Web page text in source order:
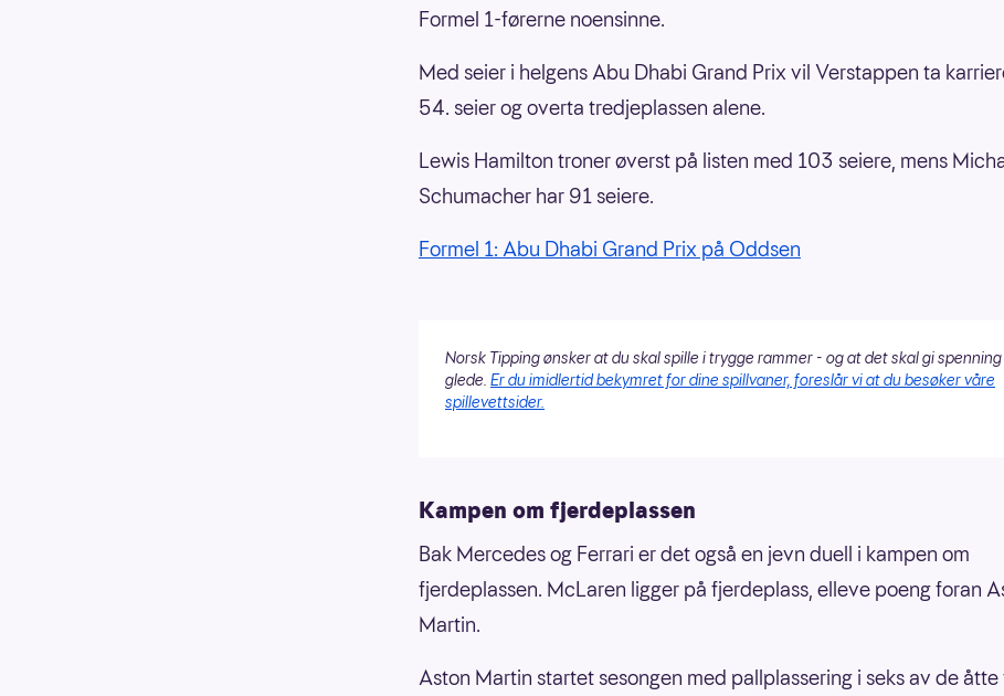
Formel 1-førerne noensinne.
Med seier i helgens Abu Dhabi Grand Prix vil Verstappen ta
54. seier og overta tredjeplassen alene.
Lewis Hamilton troner øverst på listen med 103 seiere, mens
Schumacher har 91 seiere.
Formel 1: Abu Dhabi Grand Prix på Oddsen
Norsk Tipping ønsker at du skal spille i trygge rammer - og at det skal gi
glede. Er du imidlertid bekymret for dine spillvaner, foreslår vi at du besøker våre
spillevettsider.
Kampen om fjerdeplassen
Bak Mercedes og Ferrari er det også en jevn duell i kampen om
fjerdeplassen. McLaren ligger på fjerdeplass, elleve poeng foran
Martin.
Aston Martin startet sesongen med pallplassering i seks av de